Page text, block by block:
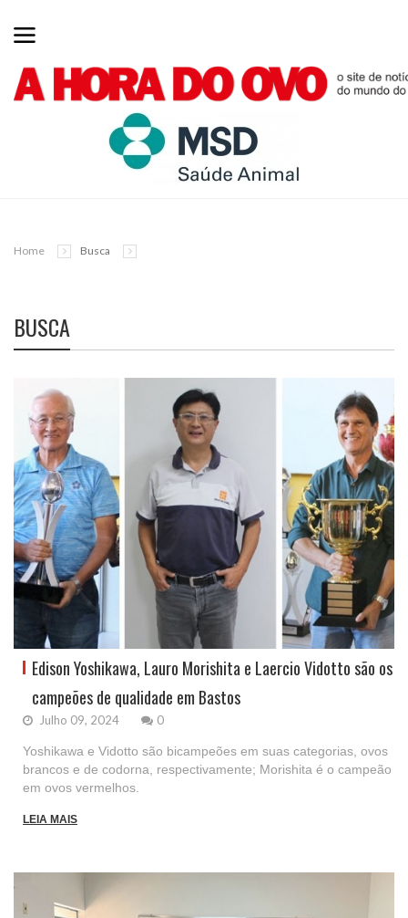
Home Busca
BUSCA
Edison Yoshikawa, Lauro Morishita e Laercio Vidotto são os
campeões de qualidade em Bastos
Julho 09, 2024 0
Yoshikawa e Vidotto são bicampeões em suas categorias, ovos
brancos e de codorna, respectivamente; Morishita é o campeão
em ovos vermelhos.
LEIA MAIS